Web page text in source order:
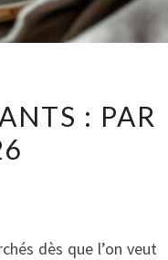
: PAR
dès que l’on veut